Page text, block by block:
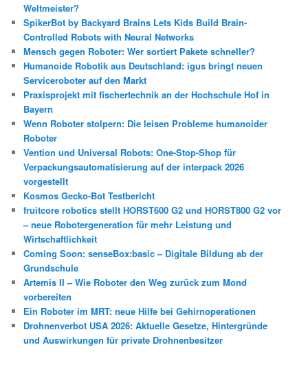
Weltmeister?
SpikerBot by Backyard Brains Lets Kids Build Brain-
Controlled Robots with Neural Networks
Mensch gegen Roboter: Wer sortiert Pakete schneller?
Humanoide Robotik aus Deutschland: igus bringt neuen
Serviceroboter auf den Markt
Praxisprojekt mit fischertechnik an der Hochschule Hof in
Bayern
Wenn Roboter stolpern: Die leisen Probleme humanoider
Roboter
Vention und Universal Robots: One-Stop-Shop für
Verpackungsautomatisierung auf der interpack 2026
vorgestellt
Kosmos Gecko-Bot Testbericht
fruitcore robotics stellt HORST600 G2 und HORST800 G2 vor
– neue Robotergeneration für mehr Leistung und
Wirtschaftlichkeit
Coming Soon: senseBox:basic – Digitale Bildung ab der
Grundschule
Artemis II – Wie Roboter den Weg zurück zum Mond
vorbereiten
Ein Roboter im MRT: neue Hilfe bei Gehirnoperationen
Drohnenverbot USA 2026: Aktuelle Gesetze, Hintergründe
und Auswirkungen für private Drohnenbesitzer